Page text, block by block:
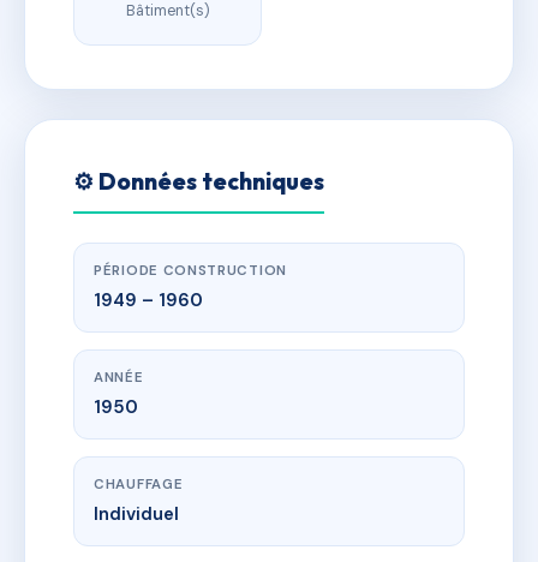
Bâtiment(s)
⚙️ Données techniques
PÉRIODE CONSTRUCTION
1949 – 1960
ANNÉE
1950
CHAUFFAGE
Individuel